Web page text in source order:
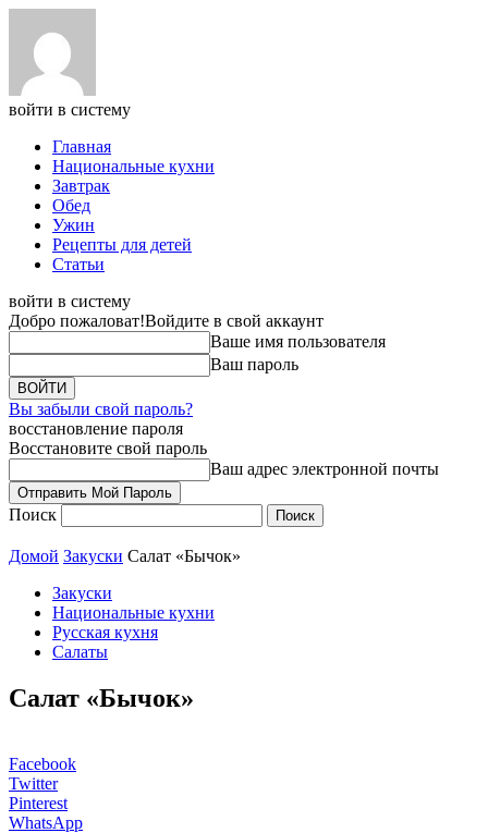
войти в систему
Главная
Национальные кухни
Завтрак
Обед
Ужин
Рецепты для детей
Статьи
войти в систему
Добро пожаловат!Войдите в свой аккаунт
Ваше имя пользователя
Ваш пароль
Вы забыли свой пароль?
восстановление пароля
Восстановите свой пароль
Ваш адрес электронной почты
Поиск
Домой Закуски Салат «Бычок»
Закуски
Национальные кухни
Русская кухня
Салаты
Салат «Бычок»
Facebook
Twitter
Pinterest
WhatsApp